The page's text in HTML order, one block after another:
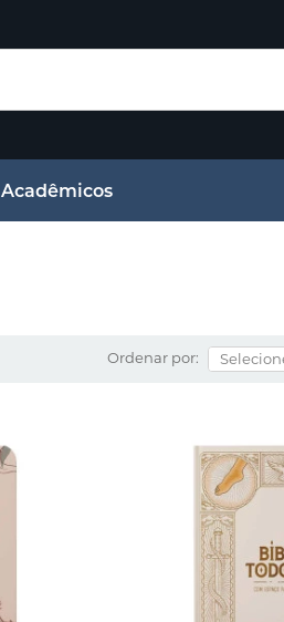
Acadêmicos
Ordenar por: